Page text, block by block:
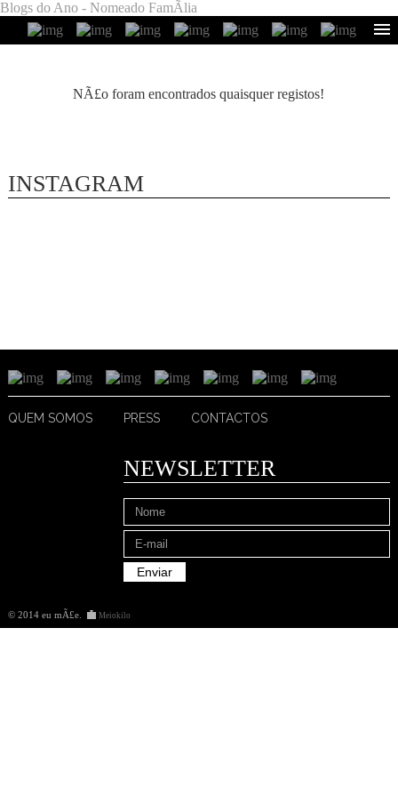
Blogs do Ano - Nomeado FamÃ­lia
NÃ£o foram encontrados quaisquer registos!
INSTAGRAM
QUEM SOMOS PRESS CONTACTOS
NEWSLETTER
© 2014 eu mÃ£e. Meiokilo